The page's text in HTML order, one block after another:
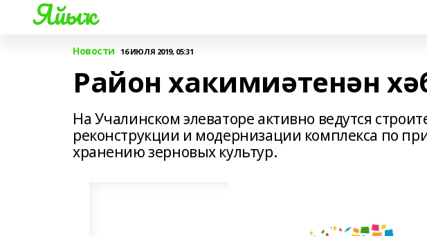
Яйыҡ
Новости 16 ИЮЛЯ 2019, 05:31
Район хакимиәтенән
На Учалинском элеваторе активно ведутся
реконструкции и модернизации комплекса по
хранению зерновых культур.